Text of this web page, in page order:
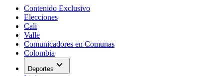
Contenido Exclusivo
Elecciones
Cali
Valle
Comunicadores en Comunas
Colombia
Deportes expand_more